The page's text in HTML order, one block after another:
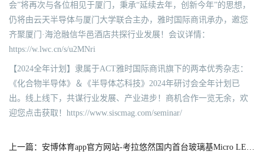
会”将再次与各位相见于厦门，秉承“延续去年，创新今年”的思想，
仍将由云天半导体与厦门大学联合主办，雅时国际商讯承办，邀您
齐聚厦门·海沧融信华邑酒店共探行业发展！会议详情：
https://w.lwc.cn/s/u2MNri
【2024全年计划】隶属于ACT雅时国际商讯旗下的两本优秀杂志：
《化合物半导体》＆《半导体芯科技》2024年研讨会全年计划已
出。线上线下，共谋行业发展、产业进步！商机合作一览无余，欢
迎您点击获取！https://www.siscmag.com/seminar/
上一篇：安博体育app官方网站-考拉悠然国内首台玻璃基Micro LED晶圆量检测设备正式完成出货